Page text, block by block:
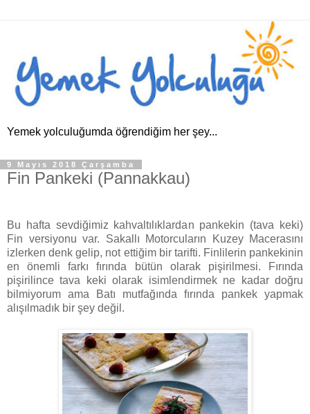
Yemek yolculuğumda öğrendiğim her şey...
9 Mayıs 2018 Çarşamba
Fin Pankeki (Pannakkau)
Bu hafta sevdiğimiz kahvaltılıklardan pankekin (tava keki)
Fin versiyonu var. Sakallı Motorcuların Kuzey Macerasını
izlerken denk gelip, not ettiğim bir tarifti. Finlilerin pankekinin
en önemli farkı fırında bütün olarak pişirilmesi. Fırında
pişirilince tava keki olarak isimlendirmek ne kadar doğru
bilmiyorum ama Batı mutfağında fırında pankek yapmak
alışılmadık bir şey değil.